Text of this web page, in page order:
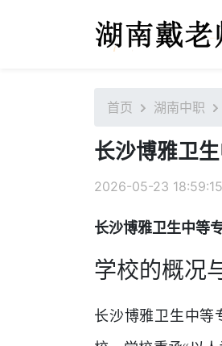
首页 湖南中职
长沙博雅卫
2026-05-23 18:59:15
长沙博雅卫生中等
学校的概况
长沙博雅卫生中等